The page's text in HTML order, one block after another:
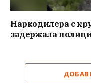
Наркодилера с
задержала